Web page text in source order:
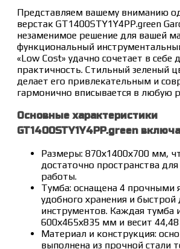
Представляем вашему вниманию
верстак GT1400STY1Y4PP.green
незаменимое решение для вашей
функциональный
«Low Cost» удачно сочетает в себе
практичность. Стильный зеленый
делает его привлекательным и
гармонично вписывается в любую
Основные характеристики
GT1400STY1Y4PP.green
Размеры: 870х1400х700 мм,
достаточно пространства
работы.
Тумба: оснащена 4 прочными
удобного хранения и быстрой
инструментов. Каждая тумба
600х465х835 мм и весит 44,48
Материал и конструкция:
выполнена из прочной стали